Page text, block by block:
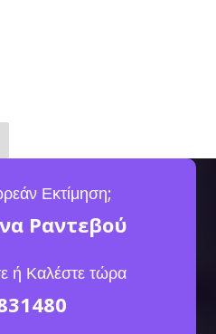
Εκτίμηση;
Ραντεβού
ή Καλέστε τώρα